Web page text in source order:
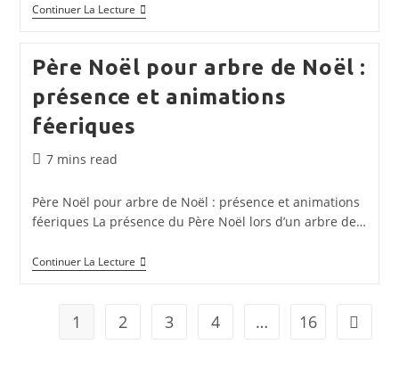
Continuer La LectureAnimateurs
Pour
Noël
:
Choix
Et
Professionnelles
Père Noël pour arbre de Noël :
présence et animations
féeriques
Temps
lecture :
7 mins read
Père Noël pour arbre de Noël : présence et animations
féeriques La présence du Père Noël lors d’un arbre de…
Continuer La LecturePère
Noël
1 2 3 4 … 16 Aller à